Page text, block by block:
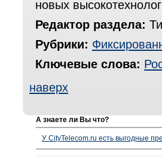
новых
Редактор раздела:
Рубрики:
Ключевые слова:
наверх
А знаете ли Вы что?
У CityTelecom.ru есть выгодные